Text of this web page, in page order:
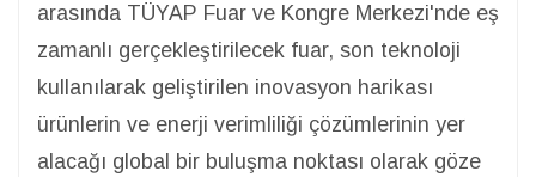
arasında TÜYAP Fuar ve Kongre Merkezi'nde eş
zamanlı gerçekleştirilecek fuar, son teknoloji
kullanılarak geliştirilen inovasyon harikası
ürünlerin ve enerji verimliliği çözümlerinin yer
alacağı global bir buluşma noktası olarak göze